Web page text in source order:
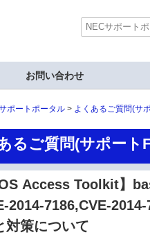
お問い合わせ
ポートポータル よくあるご質問(サ
るご質問(サポート
Access Toolkit】
2014-7186,CVE-
対策について